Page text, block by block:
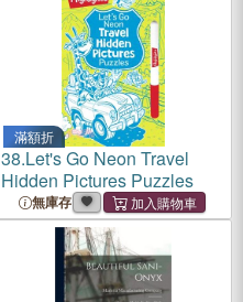
滿額折
38.Let's Go Neon Travel
Hidden Pictures Puzzles
無庫存